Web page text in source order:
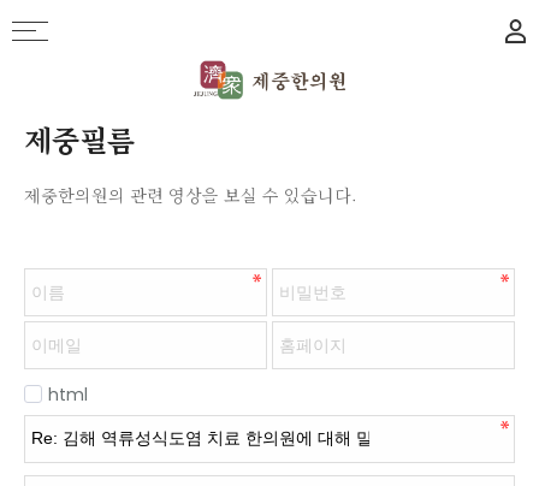
제중필름
제중한의원의 관련 영상을 보실 수 있습니다.
html